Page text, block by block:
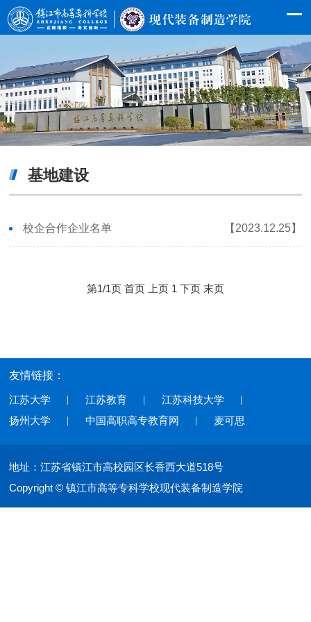
基地建设
校企合作企业名单 【2023.12.25】
第1/1页 首页 上页 1 下页 末页
友情链接：
江苏大学 江苏教育
江苏科技大学
扬州大学
中国高职高专教育网 麦可思
地址：江苏省镇江市高校园区长香西大道518号
Copyright © 镇江市高等专科学校现代装备制造学院